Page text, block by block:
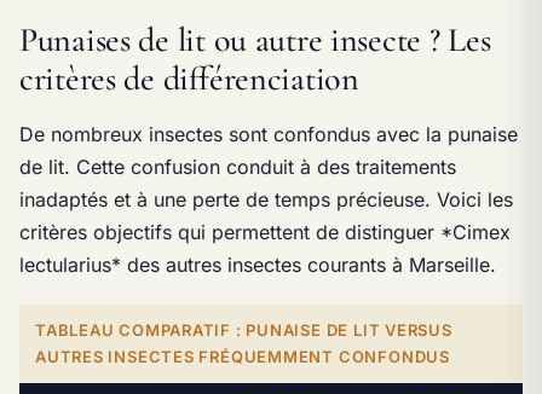
Punaises de lit ou autre insecte ? Les
critères de différenciation
De nombreux insectes sont confondus avec la punaise
de lit. Cette confusion conduit à des traitements
inadaptés et à une perte de temps précieuse. Voici les
critères objectifs qui permettent de distinguer *Cimex
lectularius* des autres insectes courants à Marseille.
TABLEAU COMPARATIF : PUNAISE DE LIT VERSUS
AUTRES INSECTES FRÉQUEMMENT CONFONDUS